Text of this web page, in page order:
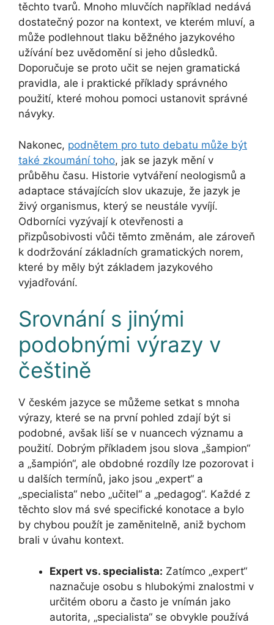
těchto tvarů. Mnoho mluvčích například nedává
dostatečný pozor na kontext, ve kterém mluví, a
může podlehnout tlaku běžného jazykového
užívání bez uvědomění si jeho důsledků.
Doporučuje se proto učit se nejen gramatická
pravidla, ale i praktické příklady správného
použití, které mohou pomoci ustanovit správné
návyky.
Nakonec, podnětem pro tuto debatu může být
také zkoumání toho, jak se jazyk mění v
průběhu času. Historie vytváření neologismů a
adaptace stávajících slov ukazuje, že jazyk je
živý organismus, který se neustále vyvíjí.
Odborníci vyzývají k otevřenosti a
přizpůsobivosti vůči těmto změnám, ale zároveň
k dodržování základních gramatických norem,
které by měly být základem jazykového
vyjadřování.
Srovnání s jinými
podobnými výrazy v
češtině
V českém jazyce se můžeme setkat s mnoha
výrazy, které se na první pohled zdají být si
podobné, avšak liší se v nuancech významu a
použití. Dobrým příkladem jsou slova „šampion“
a „šampión“, ale obdobné rozdíly lze pozorovat i
u dalších termínů, jako jsou „expert“ a
„specialista“ nebo „učitel“ a „pedagog“. Každé z
těchto slov má své specifické konotace a bylo
by chybou použít je zaměnitelně, aniž bychom
brali v úvahu kontext.
Expert vs. specialista: Zatímco „expert“
naznačuje osobu s hlubokými znalostmi v
určitém oboru a často je vnímán jako
autorita, „specialista“ se obvykle používá